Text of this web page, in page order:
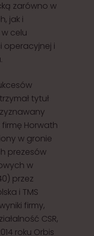
zarówno w
jak i
celu
operacyjnej i
tytuł
Horwath
w gronie
prezesów
w
przez
i TMS
firmy,
CSR,
roku Orbis